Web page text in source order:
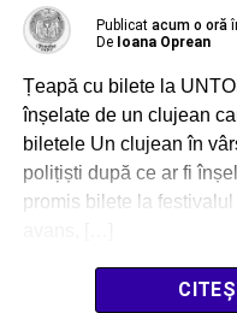
Publicat acum o oră
De Ioana Oprean
Țeapă cu bilete la
înșelate de un clujean
biletele Un clujean în
polițiști după ce ar fi
promis bilete la